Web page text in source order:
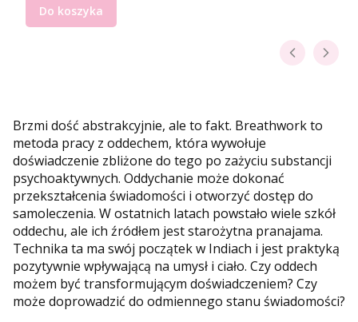
Do koszyka
Brzmi dość abstrakcyjnie, ale to fakt. Breathwork to
metoda pracy z oddechem, która wywołuje
doświadczenie zbliżone do tego po zażyciu substancji
psychoaktywnych. Oddychanie może dokonać
przekształcenia świadomości i otworzyć dostęp do
samoleczenia. W ostatnich latach powstało wiele szkół
oddechu, ale ich źródłem jest starożytna pranajama.
Technika ta ma swój początek w Indiach i jest praktyką
pozytywnie wpływającą na umysł i ciało. Czy oddech
możem być transformującym doświadczeniem? Czy
może doprowadzić do odmiennego stanu świadomości?